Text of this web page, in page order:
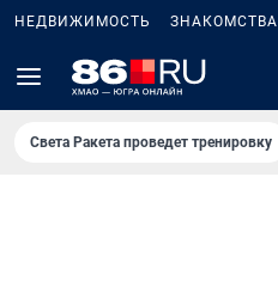
НЕДВИЖИМОСТЬ ЗНАКОМСТВА
Света Ракета проведет тренировку